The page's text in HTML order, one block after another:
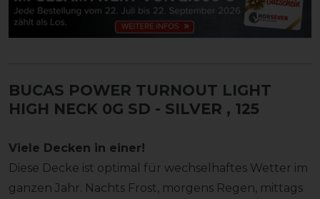
BUCAS POWER TURNOUT LIGHT
HIGH NECK 0G SD - SILVER , 125
Viele Decken in einer!
Diese Decke ist optimal für wechselhaftes Wetter im
ganzen Jahr. Nachts Frost, morgens Regen, mittags